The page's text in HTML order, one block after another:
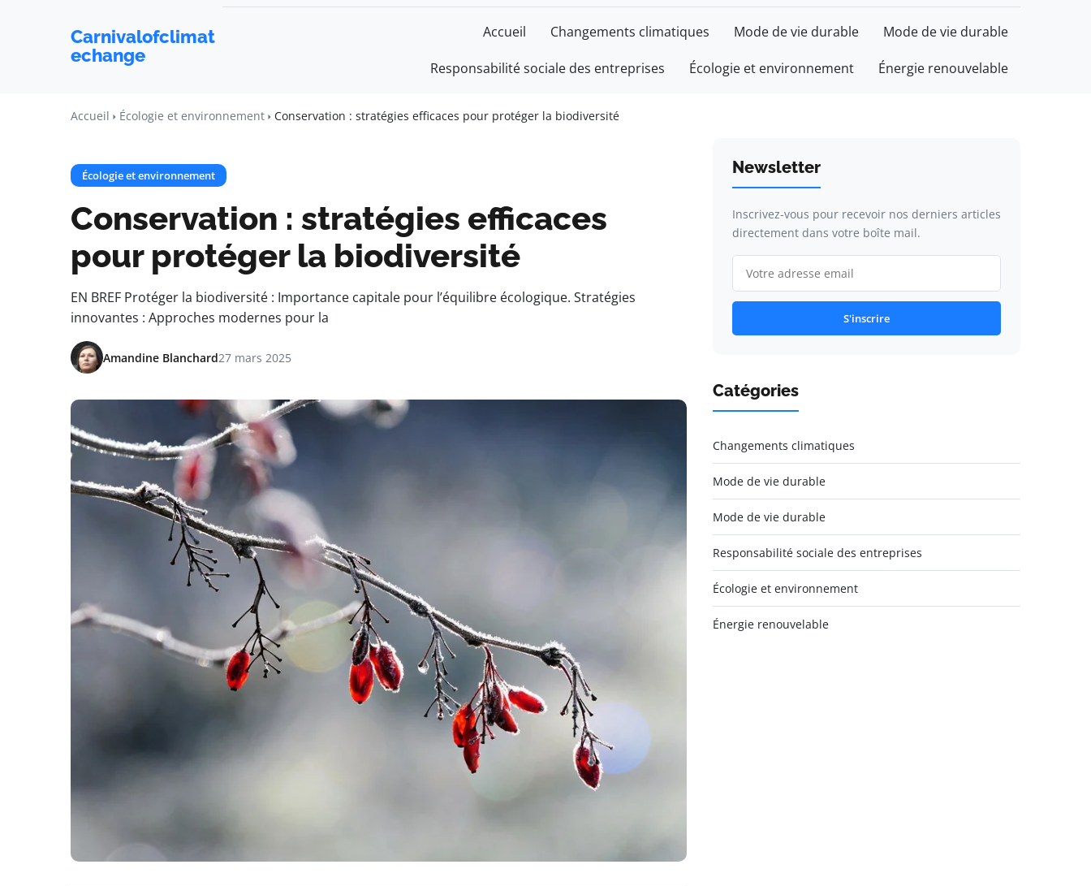
Carnivalofclimat
echange
Accueil Changements climatiques Mode de vie durable Mode de vie durable
Responsabilité sociale des entreprises Écologie et environnement Énergie renouvelable
Accueil Écologie et environnement Conservation : stratégies efficaces pour protéger la biodiversité
Écologie et environnement
Conservation : stratégies efficaces
pour protéger la biodiversité
EN BREF Protéger la biodiversité : Importance capitale pour l’équilibre écologique. Stratégies
innovantes : Approches modernes pour la
Amandine Blanchard27 mars 2025
Newsletter
Inscrivez-vous pour recevoir nos derniers articles
directement dans votre boîte mail.
S'inscrire
Catégories
Changements climatiques
Mode de vie durable
Mode de vie durable
Responsabilité sociale des entreprises
Écologie et environnement
Énergie renouvelable